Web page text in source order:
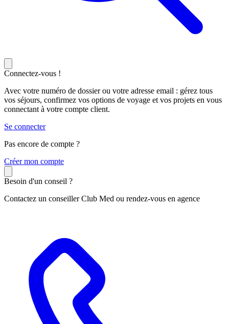
Connectez-vous !
Avec votre numéro de dossier ou votre adresse email : gérez tous
vos séjours, confirmez vos options de voyage et vos projets en vous
connectant à votre compte client.
Se connecter
Pas encore de compte ?
Créer mon compte
Besoin d'un conseil ?
Contactez un conseiller Club Med ou rendez-vous en agence